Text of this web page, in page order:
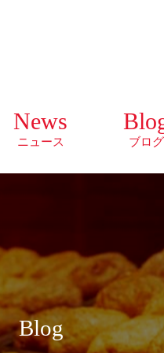
News
ニュース ブログ
Blog